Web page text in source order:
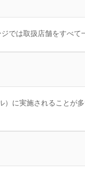
では取扱店舗をすべて
に実施されることが